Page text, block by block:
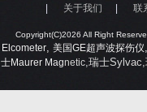
Copyright(C)2026 All Right
Elcometer,美国GE超声波探伤仪,
士Maurer Magnetic,瑞士
关于我们 联